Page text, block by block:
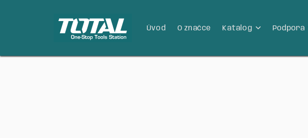
Úvod O značce Katalog  Podpora